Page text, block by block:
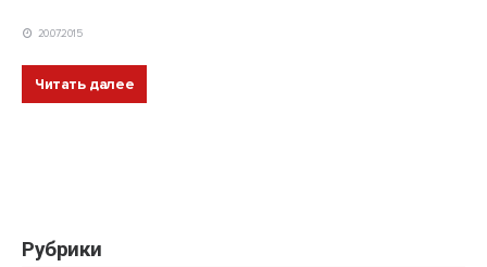
20.07.2015
Читать далее
Рубрики